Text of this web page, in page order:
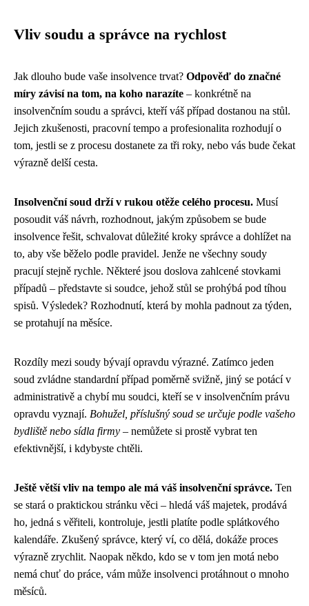
Vliv soudu a správce na rychlost
Jak dlouho bude vaše insolvence trvat? Odpověď do značné
míry závisí na tom, na koho narazíte – konkrétně na
insolvenčním soudu a správci, kteří váš případ dostanou na stůl.
Jejich zkušenosti, pracovní tempo a profesionalita rozhodují o
tom, jestli se z procesu dostanete za tři roky, nebo vás bude čekat
výrazně delší cesta.
Insolvenční soud drží v rukou otěže celého procesu. Musí
posoudit váš návrh, rozhodnout, jakým způsobem se bude
insolvence řešit, schvalovat důležité kroky správce a dohlížet na
to, aby vše běželo podle pravidel. Jenže ne všechny soudy
pracují stejně rychle. Některé jsou doslova zahlcené stovkami
případů – představte si soudce, jehož stůl se prohýbá pod tíhou
spisů. Výsledek? Rozhodnutí, která by mohla padnout za týden,
se protahují na měsíce.
Rozdíly mezi soudy bývají opravdu výrazné. Zatímco jeden
soud zvládne standardní případ poměrně svižně, jiný se potácí v
administrativě a chybí mu soudci, kteří se v insolvenčním právu
opravdu vyznají. Bohužel, příslušný soud se určuje podle vašeho
bydliště nebo sídla firmy – nemůžete si prostě vybrat ten
efektivnější, i kdybyste chtěli.
Ještě větší vliv na tempo ale má váš insolvenční správce. Ten
se stará o praktickou stránku věci – hledá váš majetek, prodává
ho, jedná s věřiteli, kontroluje, jestli platíte podle splátkového
kalendáře. Zkušený správce, který ví, co dělá, dokáže proces
výrazně zrychlit. Naopak někdo, kdo se v tom jen motá nebo
nemá chuť do práce, vám může insolvenci protáhnout o mnoho
měsíců.